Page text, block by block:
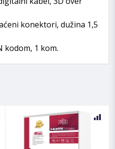
konektori, dužina 1,5
kodom, 1 kom.